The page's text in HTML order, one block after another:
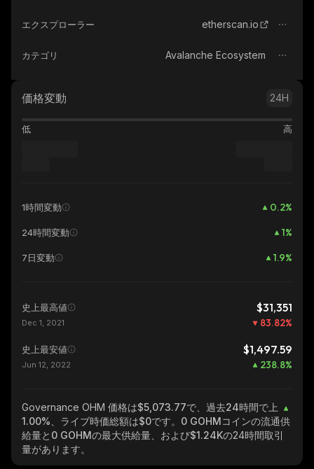
エクスプローラー etherscan.io
カテゴリ Avalanche Ecosystem
価格変動 24H
低 高
1時間変動 0.2%
24時間変動 1%
7日変動 1.9%
史上最高値 $31,351
Dec 1, 2021 83.82%
史上最安値 $1,497.59
Jun 12, 2022 238.8%
Governance OHM 価格は$5,073.77で、過去24時間で上
1.00% 、ライブ時価総額は$0です。 0 GOHMコインの流通供
給量と 0 GOHMの最大供給量、および$1.24Kの24時間取引
量があります。